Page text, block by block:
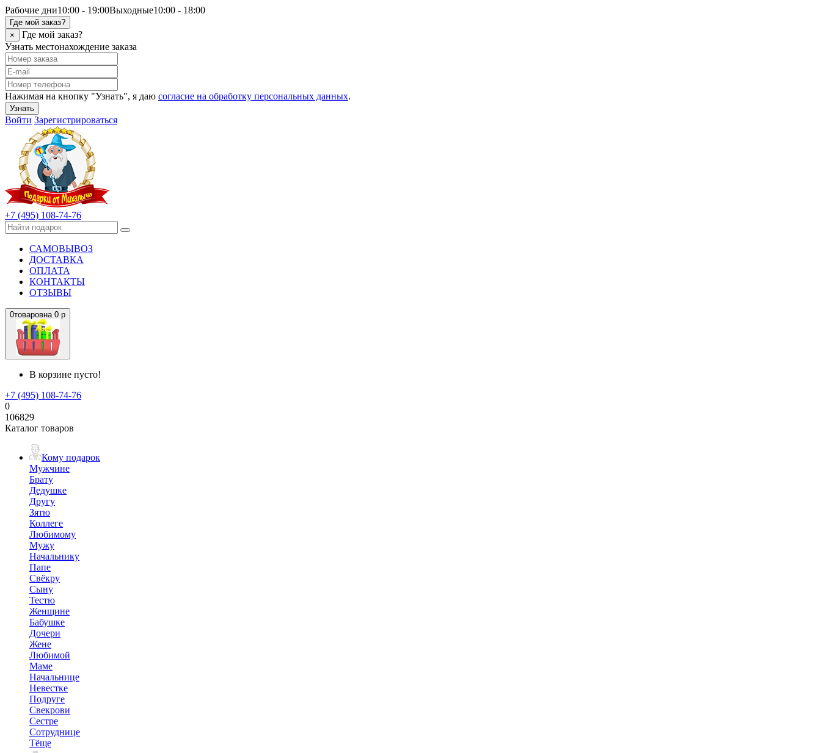
Рабочие дни10:00 - 19:00Выходные10:00 - 18:00
Где мой заказ?
×
Где мой заказ?
Узнать местонахождение заказа
Нажимая на кнопку "Узнать", я даю согласие на обработку персональных данных.
Узнать
Войти Зарегистрироваться
+7 (495) 108-74-76
САМОВЫВОЗ
ДОСТАВКА
ОПЛАТА
КОНТАКТЫ
ОТЗЫВЫ
0товаровна 0 р
В корзине пусто!
+7 (495) 108-74-76
0
106829
Каталог товаров
Кому подарок
Мужчине
Брату
Дедушке
Другу
Зятю
Коллеге
Любимому
Мужу
Начальнику
Папе
Свёкру
Сыну
Тестю
Женщине
Бабушке
Дочери
Жене
Любимой
Маме
Начальнице
Невестке
Подруге
Свекрови
Сестре
Сотруднице
Тёще